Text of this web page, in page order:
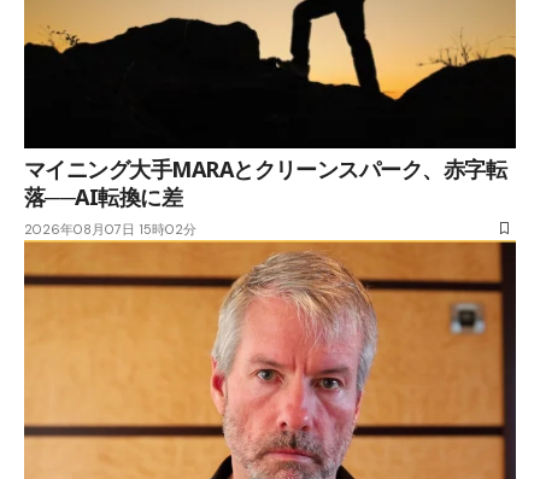
マイニング大手MARAとクリーンスパーク、赤字転
落──AI転換に差
2026年08月07日 15時02分